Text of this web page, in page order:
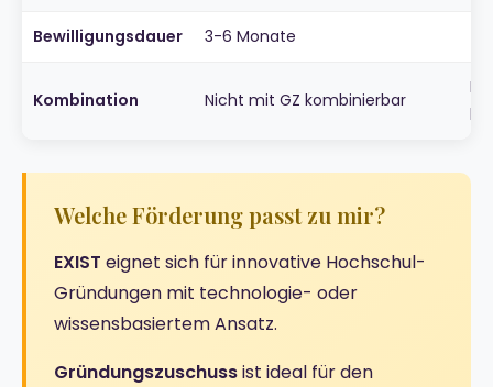
Bewilligungsdauer 3-6 Monate
Kombination Nicht mit GZ kombinierbar
Welche Förderung passt zu mir?
EXIST eignet sich für innovative Hochschul-
Gründungen mit technologie- oder
wissensbasiertem Ansatz.
Gründungszuschussist ideal für den